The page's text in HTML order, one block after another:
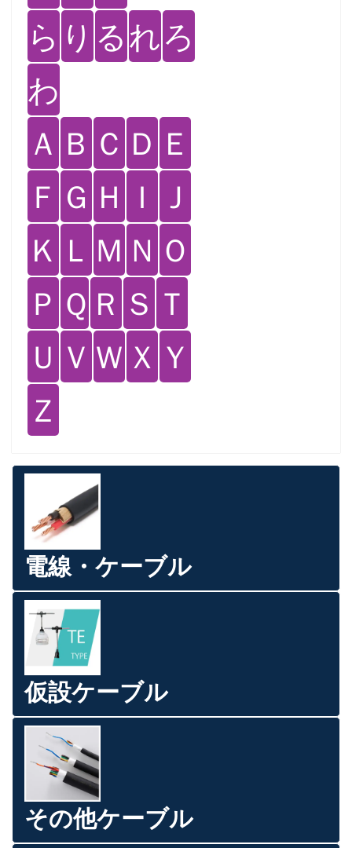
ら り るれろ
わ
Ａ Ｂ Ｃ Ｄ Ｅ
Ｆ Ｇ Ｈ Ｉ Ｊ
Ｋ Ｌ Ｍ Ｎ Ｏ
Ｐ Ｑ Ｒ Ｓ Ｔ
Ｕ Ｖ Ｗ Ｘ Ｙ
Ｚ
電線・ケーブル
仮設ケーブル
その他ケーブル